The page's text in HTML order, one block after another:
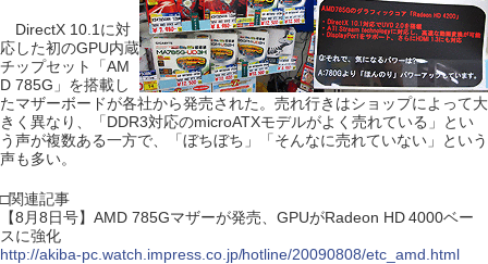
DirectX 10.1に対
応した初のGPU内蔵
チップセット「AM
D 785G」を搭載し
たマザーボードが各社から発売された。売れ行きはショップによって大
きく異なり、「DDR3対応のmicroATXモデルがよく売れている」とい
う声が複数ある一方で、「ぼちぼち」「そんなに売れていない」という
声も多い。
□関連記事
【8月8日号】AMD 785Gマザーが発売、GPUがRadeon HD 4000ベー
スに強化
http://akiba-pc.watch.impress.co.jp/hotline/20090808/etc_amd.html